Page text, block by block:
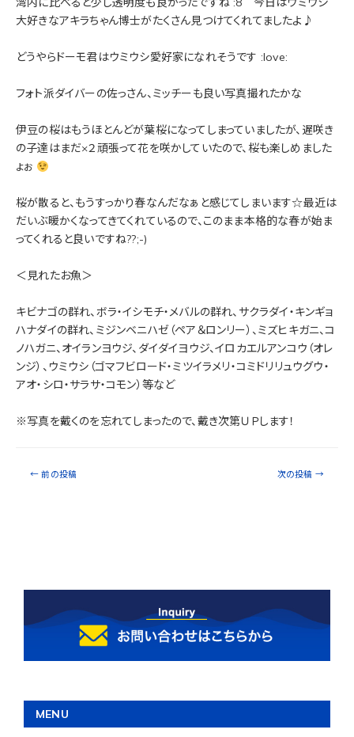
大好きなアキラちゃん博士がたくさん見つけてくれてましたよ♪
どうやらドーモ君はウミウシ愛好家になれそうです :love:
フォト派ダイバーの佐っさん、ミッチーも良い写真撮れたかな
伊豆の桜はもうほとんどが葉桜になってしまっていましたが、遅咲き
の子達はまだ×２頑張って花を咲かしていたので、桜も楽しめました
ょぉ
桜が散ると、もうすっかり春なんだなぁと感じてしまいます☆最近は
だいぶ暖かくなってきてくれているので、このまま本格的な春が始ま
ってくれると良いですね??;-)
＜見れたお魚＞
キビナゴの群れ、ボラ・イシモチ・メバルの群れ、サクラダイ・キンギョ
ハナダイの群れ、ミジンベニハゼ（ペア＆ロンリー）、ミズヒキガニ、コ
ノハガニ、オイランヨウジ、ダイダイヨウジ、イロカエルアンコウ（オレ
ンジ）、ウミウシ（ゴマフビロード・ミツイラメリ・コミドリリュウグウ・
アオ・シロ・サラサ・コモン）等など
※写真を戴くのを忘れてしまったので、戴き次第ＵＰします！
← 前の投稿 次の投稿 →
MENU